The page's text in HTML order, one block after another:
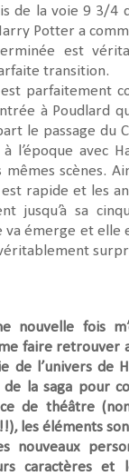
de la voie 9 3/4
Potter a
est
transition.
parfaitement
à Poudlard
le passage du
l’époque avec
scènes.
est rapide et les
jusqu’à sa
va émerge et elle
nouvelle fois
faire retrouver
de l’univers de
de la saga pour
de théâtre
les éléments
nouveaux
caractères et